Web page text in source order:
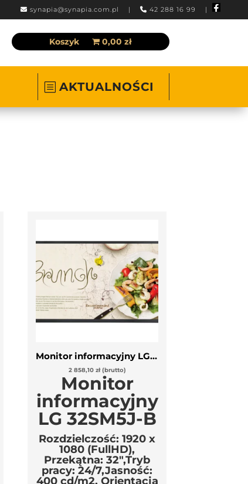
synapia@synapia.com.pl | 42 288 16 99 |
Koszyk 0,00 zł
AKTUALNOŚCI
Monitor informacyjny LG 32SM5J-B
2 858,10 zł (brutto)
Monitor
informacyjny
LG 32SM5J-B
Rozdzielczość: 1920 x
1080 (FullHD),
Przekątna: 32″,Tryb
pracy: 24/7,Jasność:
400 cd/m2, Orientacja